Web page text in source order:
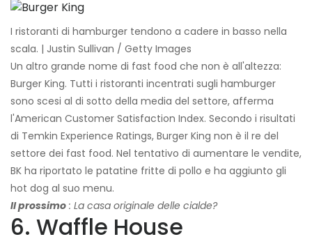
I ristoranti di hamburger tendono a cadere in basso nella
scala. | Justin Sullivan / Getty Images
Un altro grande nome di fast food che non è all'altezza:
Burger King. Tutti i ristoranti incentrati sugli hamburger
sono scesi al di sotto della media del settore, afferma
l'American Customer Satisfaction Index. Secondo i risultati
di Temkin Experience Ratings, Burger King non è il re del
settore dei fast food. Nel tentativo di aumentare le vendite,
BK ha riportato le patatine fritte di pollo e ha aggiunto gli
hot dog al suo menu.
Il prossimo : La casa originale delle cialde?
6. Waffle House